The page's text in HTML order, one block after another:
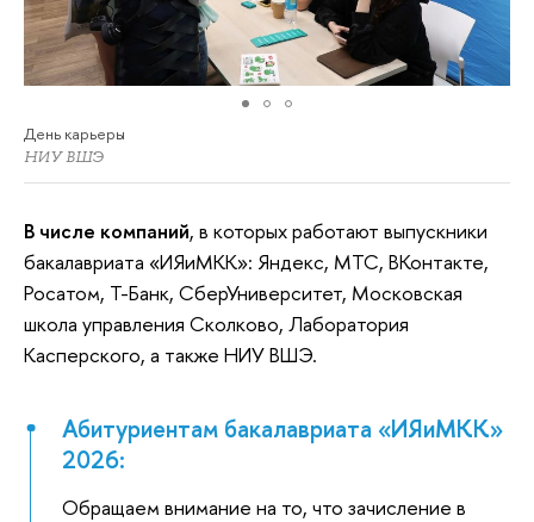
День карьеры
НИУ ВШЭ
В числе компаний, в которых работают выпускники
бакалавриата «ИЯиМКК»: Яндекс, МТС, ВКонтакте,
Росатом, Т-Банк, СберУниверситет, Московская
школа управления Сколково, Лаборатория
Касперского, а также НИУ ВШЭ.
Абитуриентам бакалавриата «ИЯиМКК»
2026:
Обращаем внимание на то, что зачисление в